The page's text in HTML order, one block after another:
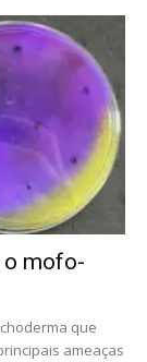
o mofo-
que
ameaças